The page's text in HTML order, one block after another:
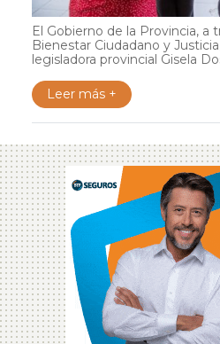
El Gobierno de la Provincia, a
Bienestar Ciudadano y
legisladora provincial Gisela
Leer más +